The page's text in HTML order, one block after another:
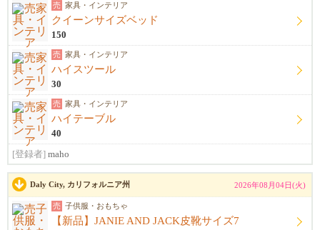
売 家具・インテリア
クイーンサイズベッド
150
売 家具・インテリア
ハイスツール
30
売 家具・インテリア
ハイテーブル
40
[登録者] maho
Daly City, カリフォルニア州 2026年08月04日(火)
売 子供服・おもちゃ
【新品】JANIE AND JACK皮靴サイズ7